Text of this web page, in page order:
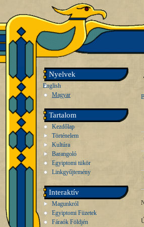
Nyelvek
English
Magyar
Tartalom
Kezdőlap
Történelem
Kultúra
Barangoló
Egyiptomi tükör
Linkgyűjtemény
Interaktív
Magunkról
Egyiptomi Füzetek
Fáraók Földjén